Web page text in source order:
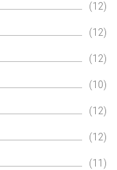
(12)
(12)
(12)
(10)
(12)
(12)
(11)